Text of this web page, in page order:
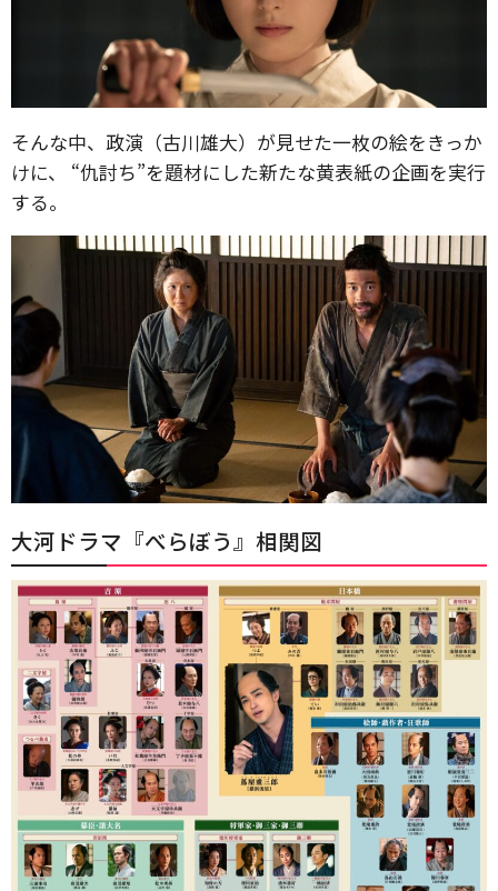
そんな中、政演（古川雄大）が見せた一枚の絵をきっか
けに、 “仇討ち”を題材にした新たな黄表紙の企画を実行
する。
大河ドラマ『べらぼう』相関図